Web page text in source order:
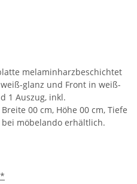
melaminharzbeschichtet
glanz und Front in weiß-
1 Auszug, inkl.
00 cm, Höhe 00 cm, Tiefe
möbelando erhältlich.